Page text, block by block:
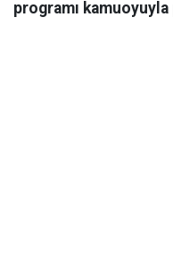
programı kamuoyuyla